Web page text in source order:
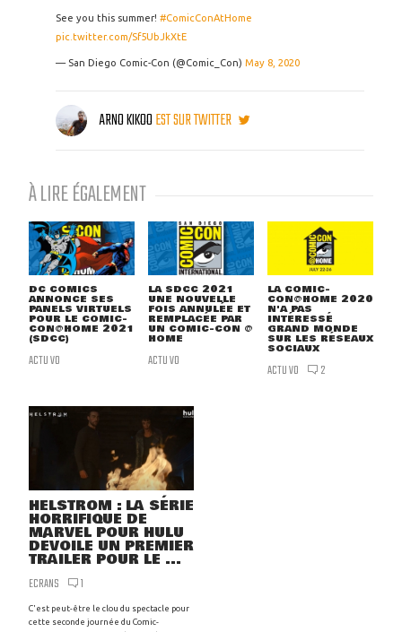
See you this summer! #ComicConAtHome
pic.twitter.com/Sf5UbJkXtE
— San Diego Comic-Con (@Comic_Con) May 8, 2020
ARNO KIKOOEST SUR TWITTER
À LIRE ÉGALEMENT
DC COMICS
ANNONCE SES
PANELS VIRTUELS
POUR LE COMIC-
CON@HOME 2021
(SDCC)
ACTU VO
LA SDCC 2021
UNE NOUVELLE
FOIS ANNULÉE ET
REMPLACÉE PAR
UN COMIC-CON @
HOME
ACTU VO
LA COMIC-
CON@HOME 2020
N'A PAS
INTÉRESSÉ
GRAND MONDE
SUR LES RÉSEAUX
SOCIAUX
ACTU VO 2
HELSTROM : LA SÉRIE
HORRIFIQUE DE
MARVEL POUR HULU
DÉVOILE UN PREMIER
TRAILER POUR LE ...
ECRANS 1
C'est peut-être le clou du spectacle pour
cette seconde journée du Comic-